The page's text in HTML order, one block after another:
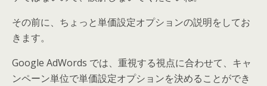
その前に、ちょっと単価設定オプションの説明をしてお
きます。
Google AdWords では、重視する視点に合わせて、キャ
ンペーン単位で単価設定オプションを決めることができ